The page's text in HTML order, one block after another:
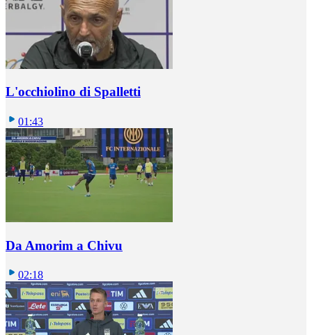
L'occhiolino di Spalletti
01:43
Da Amorim a Chivu
02:18